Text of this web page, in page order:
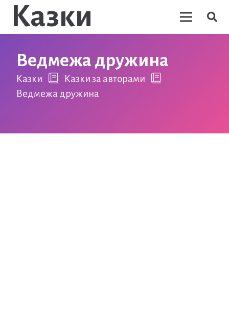
Казки
Ведмежа дружина
Казки
Казки за авторами
Ведмежа дружина